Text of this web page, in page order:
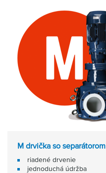
M drvička so separátorom
riadené drvenie
jednoduchá údržba